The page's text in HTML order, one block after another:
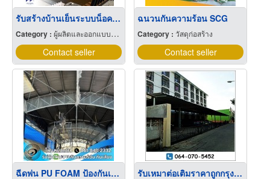
รับสร้างบ้านเย็นระบบน็อคดาวน์
Category : ผู้ผลิตและออกแบบติดตั้งห้องเย็น
Contact seller
ฉนวนกันความร้อน SCG
Category :วัสดุก่อสร้าง
Contact seller
ฉีดพ่น PU FOAM ป้องกันเหล็กไม่ให้เป็นสนิม ยืดอายุการใช้งาน รับเหมาต่อเติมราคาถูกกรุงเทพฯ